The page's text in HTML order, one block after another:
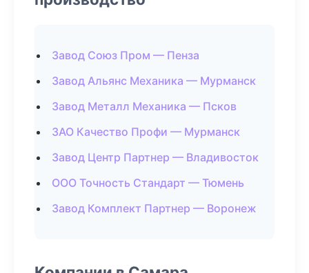
Завод Союз Пром — Пенза
Завод Альянс Механика — Мурманск
Завод Металл Механика — Псков
ЗАО Качество Профи — Мурманск
Завод Центр Партнер — Владивосток
ООО Точность Стандарт — Тюмень
Завод Комплект Партнер — Воронеж